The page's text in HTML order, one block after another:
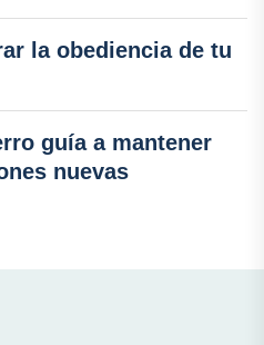
la obediencia de tu
guía a mantener
nuevas